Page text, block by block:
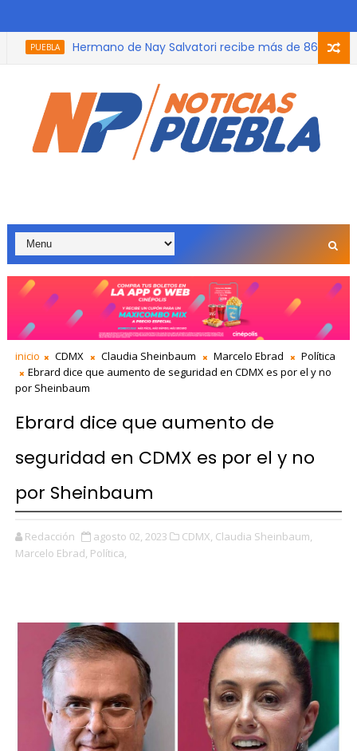
PUEBLA Hermano de Nay Salvatori recibe más de 865 mil
inicio CDMX Claudia Sheinbaum Marcelo Ebrad
Política
Ebrard dice que aumento de seguridad en CDMX es por el y no
por Sheinbaum
Ebrard dice que aumento de
seguridad en CDMX es por el y no
por Sheinbaum
Redacción agosto 02, 2023 CDMX, Claudia Sheinbaum,
Marcelo Ebrad, Política,